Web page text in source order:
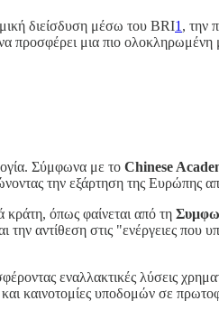
διείσδυση μέσω του BRI1 , την
προσφέρει μια πιο
Σύμφωνα με το Chinese
την εξάρτηση της Ευρώπης
κράτη, όπως φαίνεται από τη
την αντίθεση στις "ενέργειες
εναλλακτικές λύσεις
καινοτομίες υποδομών σε